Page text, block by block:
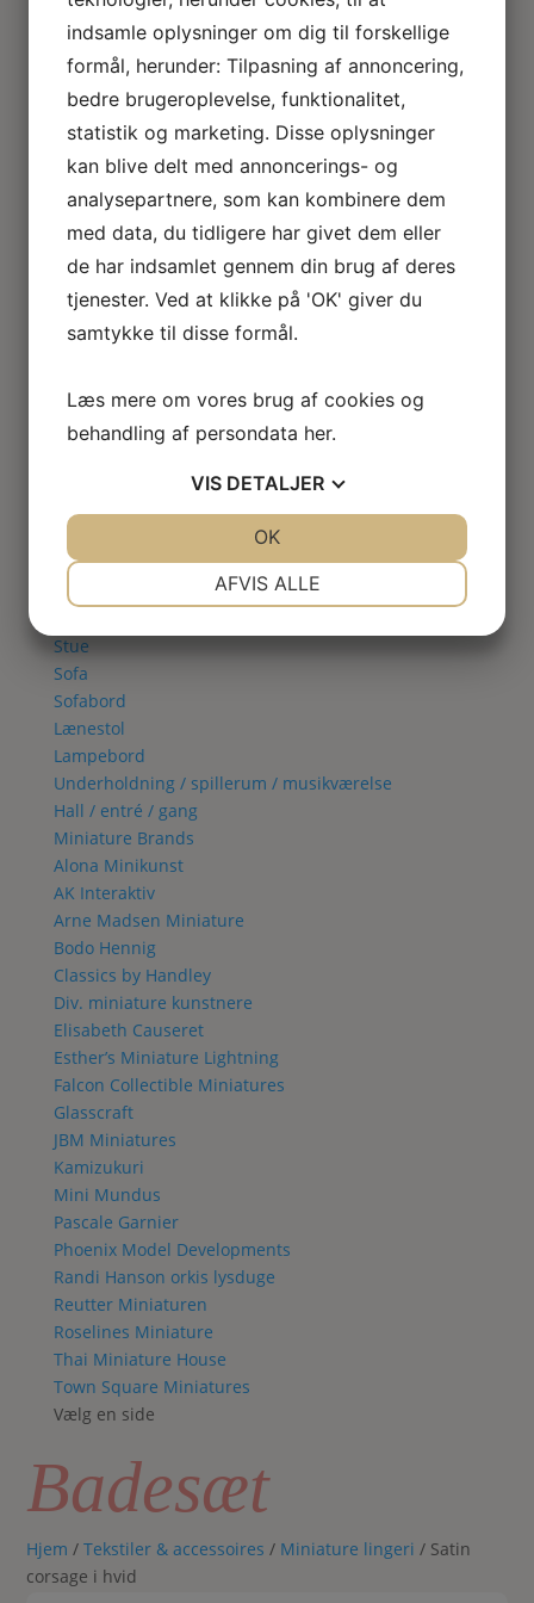
Loftlamper
Lysekroner
Gulvlamper
Udendørslamper
LED lamper
Roseline miniaturelamper
Lampe KIT
El tilbehør
Miniature rum
Café
Badeværelse
Bibliotek / kontor / arbejdsværelse
Børneværelse
Køkken
Soveværelse
Klædeskab
Vitrineskab
Spisebord
Stue
Sofa
Sofabord
Lænestol
Lampebord
Underholdning / spillerum / musikværelse
Hall / entré / gang
Miniature Brands
Alona Minikunst
AK Interaktiv
Arne Madsen Miniature
Bodo Hennig
Classics by Handley
Div. miniature kunstnere
Elisabeth Causeret
Esther’s Miniature Lightning
Falcon Collectible Miniatures
Glasscraft
JBM Miniatures
Kamizukuri
Mini Mundus
Pascale Garnier
Phoenix Model Developments
Randi Hanson orkis lysduge
Reutter Miniaturen
Roselines Miniature
Thai Miniature House
Town Square Miniatures
Vælg en side
Badesæt
Hjem /Tekstiler & accessoires / Miniature lingeri / Satin
corsage i hvid
indsamle oplysninger om dig til forskellige
formål, herunder: Tilpasning af annoncering,
bedre brugeroplevelse, funktionalitet,
statistik og marketing. Disse oplysninger
kan blive delt med annoncerings- og
analysepartnere, som kan kombinere dem
med data, du tidligere har givet dem eller
de har indsamlet gennem din brug af deres
tjenester. Ved at klikke på 'OK' giver du
samtykke til disse formål.
Læs mere om vores brug af cookies og
behandling af persondata her.
VIS DETALJER
AFVIS ALLE
OK